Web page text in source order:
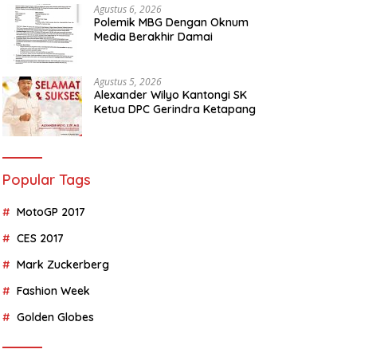
Agustus 6, 2026
Polemik MBG Dengan Oknum
Media Berakhir Damai
Agustus 5, 2026
Alexander Wilyo Kantongi SK
Ketua DPC Gerindra Ketapang
Popular Tags
MotoGP 2017
CES 2017
Mark Zuckerberg
Fashion Week
Golden Globes